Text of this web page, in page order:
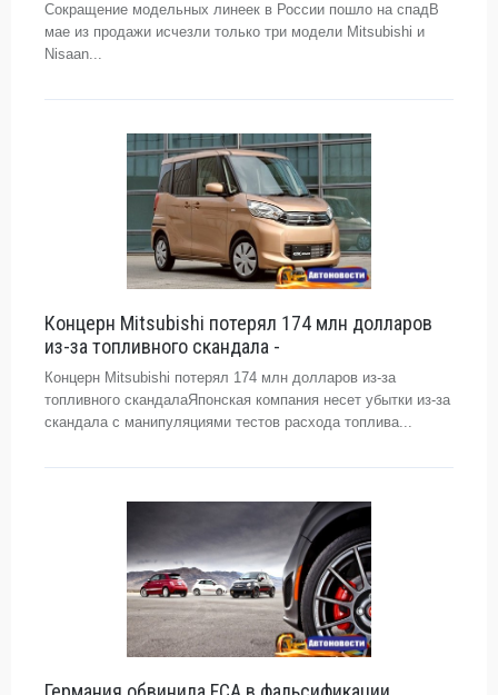
Сокращение модельных линеек в России пошло на спадВ
мае из продажи исчезли только три модели Mitsubishi и
Nisaan...
Концерн Mitsubishi потерял 174 млн долларов
из-за топливного скандала -
Концерн Mitsubishi потерял 174 млн долларов из-за
топливного скандалаЯпонская компания несет убытки из-за
скандала с манипуляциями тестов расхода топлива...